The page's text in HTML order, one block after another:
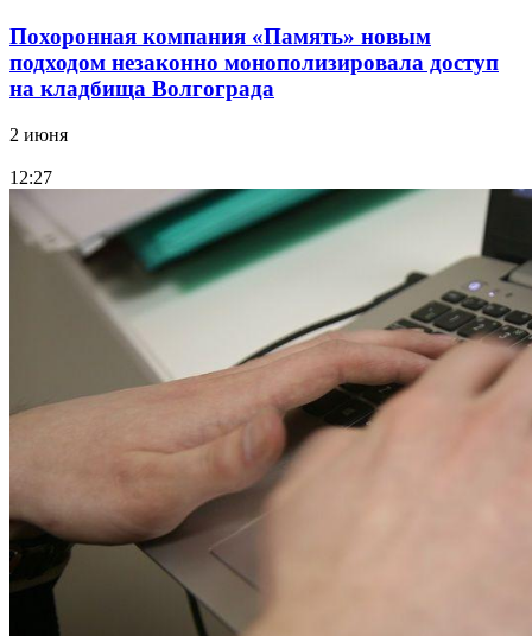
Похоронная компания «Память» новым
подходом незаконно монополизировала доступ
на кладбища Волгограда
2 июня
12:27